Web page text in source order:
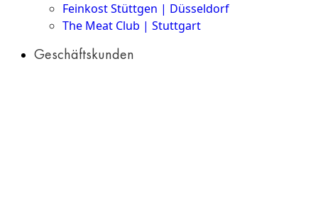
Feinkost Stüttgen | Düsseldorf
The Meat Club | Stuttgart
Geschäftskunden